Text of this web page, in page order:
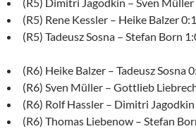
(R5) Rene Kessler – Heike Balzer 0:1
(R5) Tadeusz Sosna – Stefan Born
(R6) Heike Balzer – Tadeusz Sosna
(R6) Sven Müller – Gottlieb
(R6) Rolf Hassler – Dimitri
(R6) Thomas Liebenow – Stefan